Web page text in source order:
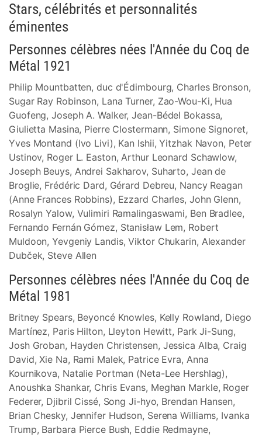
Stars, célébrités et personnalités
éminentes
Personnes célèbres nées l'Année du Coq de
Métal 1921
Philip Mountbatten, duc d'Édimbourg, Charles Bronson,
Sugar Ray Robinson, Lana Turner, Zao-Wou-Ki, Hua
Guofeng, Joseph A. Walker, Jean-Bédel Bokassa,
Giulietta Masina, Pierre Clostermann, Simone Signoret,
Yves Montand (Ivo Livi), Kan Ishii, Yitzhak Navon, Peter
Ustinov, Roger L. Easton, Arthur Leonard Schawlow,
Joseph Beuys, Andrei Sakharov, Suharto, Jean de
Broglie, Frédéric Dard, Gérard Debreu, Nancy Reagan
(Anne Frances Robbins), Ezzard Charles, John Glenn,
Rosalyn Yalow, Vulimiri Ramalingaswami, Ben Bradlee,
Fernando Fernán Gómez, Stanisław Lem, Robert
Muldoon, Yevgeniy Landis, Viktor Chukarin, Alexander
Dubček, Steve Allen
Personnes célèbres nées l'Année du Coq de
Métal 1981
Britney Spears, Beyoncé Knowles, Kelly Rowland, Diego
Martínez, Paris Hilton, Lleyton Hewitt, Park Ji-Sung,
Josh Groban, Hayden Christensen, Jessica Alba, Craig
David, Xie Na, Rami Malek, Patrice Evra, Anna
Kournikova, Natalie Portman (Neta-Lee Hershlag),
Anoushka Shankar, Chris Evans, Meghan Markle, Roger
Federer, Djibril Cissé, Song Ji-hyo, Brendan Hansen,
Brian Chesky, Jennifer Hudson, Serena Williams, Ivanka
Trump, Barbara Pierce Bush, Eddie Redmayne,